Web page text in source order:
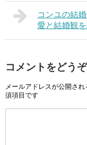
コンユの結
愛と結婚観を
コメントをどうぞ
メールアドレスが公開され
須項目です